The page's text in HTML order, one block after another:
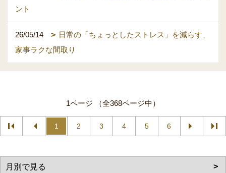
ント
26/05/14
日常の「ちょっとしたストレス」を減らす、
家事ラクな間取り
1ページ （全368ページ中）
1 2 3 4 5 6